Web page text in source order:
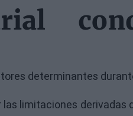
determinantes
limitaciones derivadas